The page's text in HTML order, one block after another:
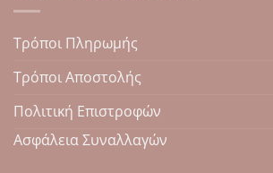
Τρόποι Πληρωμής
Τρόποι Αποστολής
Πολιτική Επιστροφών
Ασφάλεια Συναλλαγών